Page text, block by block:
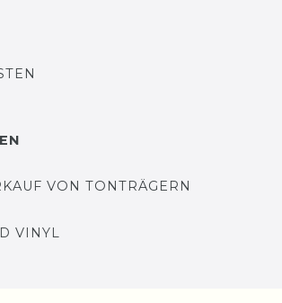
VON TONTRÄGERN
VINYL